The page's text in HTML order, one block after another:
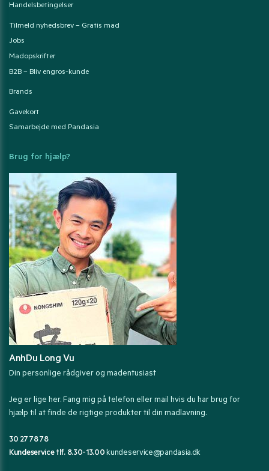
Handelsbetingelser
Tilmeld nyhedsbrev – Gratis mad
Jobs
Madopskrifter
B2B – Bliv engros-kunde
Brands
Gavekort
Samarbejde med Pandasia
Brug for hjælp?
AnhDu Long Vu
Din personlige rådgiver og madentusiast
Jeg er lige her. Fang mig på telefon eller mail hvis du har brug for
hjælp til at finde de rigtige produkter til din madlavning.
30 27 78 78
Kundeservice tlf. 8.30-13.00kundeservice@pandasia.dk